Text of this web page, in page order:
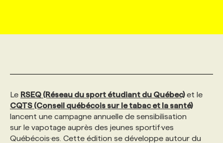
INITIATIVES NUMÉRIQUES
PRIX ET DISTINCTIONS
GEO/SEO
ANNONCEZ AVEC NOUS
PROFIL ENTREPRISE
FAQ
ANNONCEZ AVEC NOUS
NOS PARCOURS DE FORMATIONS
FORMATIONS PERSONNALISÉES
SERVICE DE CHASSE DE TÊTE
NOS TARIFS
Le RSEQ (Réseau du sport étudiant du Québec)et le
CQTS (Conseil québécois sur le tabac et la santé)
lancent une campagne annuelle de sensibilisation
sur le vapotage auprès des jeunes sportif·ves
Québécois·es. Cette édition se développe autour du